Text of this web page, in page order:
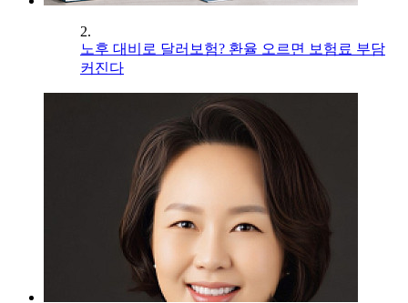
2.
노후 대비로 달러보험? 환율 오르면 보험료 부담
커진다